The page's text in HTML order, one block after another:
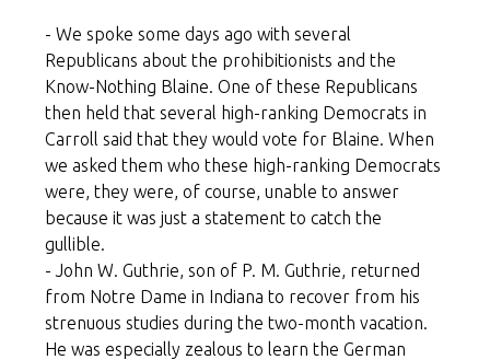
- We spoke some days ago with several
Republicans about the prohibitionists and the
Know-Nothing Blaine. One of these Republicans
then held that several high-ranking Democrats in
Carroll said that they would vote for Blaine. When
we asked them who these high-ranking Democrats
were, they were, of course, unable to answer
because it was just a statement to catch the
gullible.
- John W. Guthrie, son of P. M. Guthrie, returned
from Notre Dame in Indiana to recover from his
strenuous studies during the two-month vacation.
He was especially zealous to learn the German